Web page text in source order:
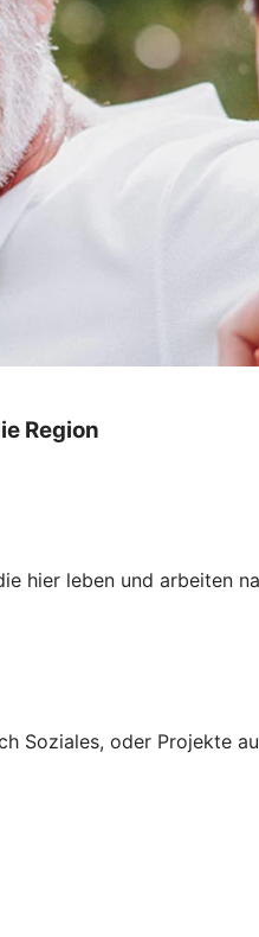
Region
hier leben und arbeiten
Soziales, oder Projekte